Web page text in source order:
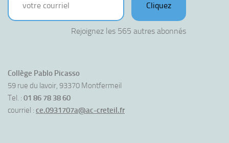
Cliquez
Rejoignez les 565 autres abonnés
Collège Pablo Picasso
59 rue du lavoir, 93370 Montfermeil
Tel. : 01 86 78 38 60
courriel : ce.0931707a@ac-creteil.fr